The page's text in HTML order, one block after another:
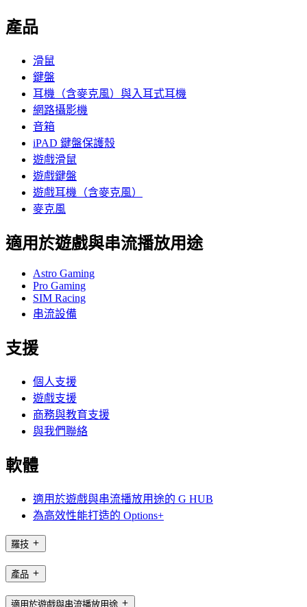
產品
滑鼠
鍵盤
耳機（含麥克風）與入耳式耳機
網路攝影機
音箱
iPAD 鍵盤保護殼
遊戲滑鼠
遊戲鍵盤
遊戲耳機（含麥克風）
麥克風
適用於遊戲與串流播放用途
Astro Gaming
Pro Gaming
SIM Racing
串流設備
支援
個人支援
遊戲支援
商務與教育支援
與我們聯絡
軟體
適用於遊戲與串流播放用途的 G HUB
為高效性能打造的 Options+
羅技
產品
適用於遊戲與串流播放用途